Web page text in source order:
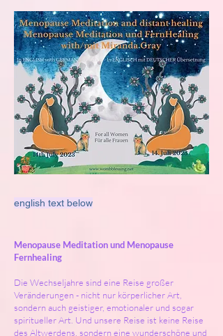
english text below
Menopause Meditation und Menopause
Fernhealing
Die Wechseljahre sind eine Reise großer
Veränderungen - nicht nur körperlicher Art,
sondern auch geistiger, emotionaler und sogar
spiritueller Art. Und unsere Reise ist keine Reise
des Altwerdens, sondern eine wunderschöne und